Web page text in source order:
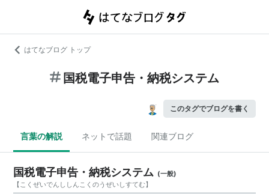
はてなブログ トップ
国税電子申告・納税システム
このタグでブログを書く
言葉の解説 ネットで話題 関連ブログ
国税電子申告・納税システム (一般)
【こくぜいでんししんこくのうぜいしすてむ】